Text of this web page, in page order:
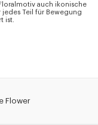
auch ikonische
Teil für Bewegung
ist.
Flower